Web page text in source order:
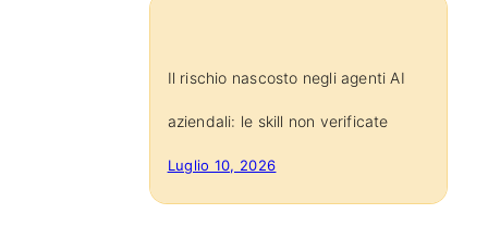
Il rischio nascosto negli agenti AI
aziendali: le skill non verificate
Luglio 10, 2026